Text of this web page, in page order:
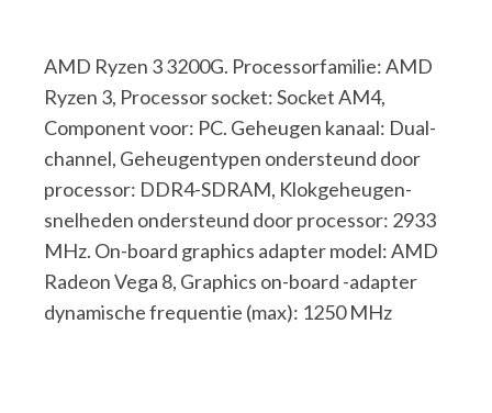
AMD Ryzen 3 3200G. Processorfamilie: AMD
Ryzen 3, Processor socket: Socket AM4,
Component voor: PC. Geheugen kanaal: Dual-
channel, Geheugentypen ondersteund door
processor: DDR4-SDRAM, Klokgeheugen-
snelheden ondersteund door processor: 2933
MHz. On-board graphics adapter model: AMD
Radeon Vega 8, Graphics on-board -adapter
dynamische frequentie (max): 1250 MHz